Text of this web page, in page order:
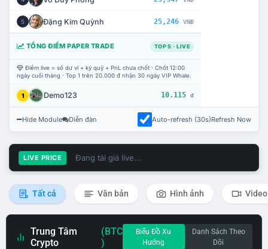
5 Đặng Kim Quỳnh 25,246 VNĐ
TỔNG ĐIỂM PAPER TRADE TOP 5 · LIVE
Điểm live = số dư ví + ký quỹ + PnL chưa chốt · Chốt 12:00
ngày cuối tháng · Top 1 trên 20.000 đ nhận 30 ngày VIP Whale.
1 Demo123 10.115 đ
Hide Module Diễn đàn Auto-refresh (30s)Refresh Now
LIVE PRICE Đang tải giá live...
Tất cả Văn bản Hình ảnh Video
Trung Tâm
Crypto
(BTC
)
Biểu Đồ Xu
Hướng
Danh Sách Theo
Dõi